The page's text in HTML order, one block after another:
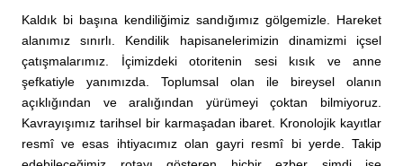
Kaldık bi başına kendiliğimiz sandığımız gölgemizle. Hareket
alanımız sınırlı. Kendilik hapisanelerimizin dinamizmi içsel
çatışmalarımız. İçimizdeki otoritenin sesi kısık ve anne
şefkatiyle yanımızda. Toplumsal olan ile bireysel olanın
açıklığından ve aralığından yürümeyi çoktan bilmiyoruz.
Kavrayışımız tarihsel bir karmaşadan ibaret. Kronolojik kayıtlar
resmî ve esas ihtiyacımız olan gayri resmî bi yerde. Takip